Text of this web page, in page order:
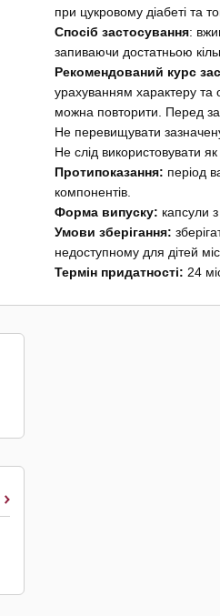
при цукровому діабеті та
Спосіб застосування:
запиваючи достатньою
Рекомендований курс
урахуванням характеру та
можна повторити. Перед
Не перевищувати
Не слід використовувати
Протипоказання: період
компонентів.
Форма випуску: капсули
Умови зберігання:
недоступному для дітей
Термін придатності: 24